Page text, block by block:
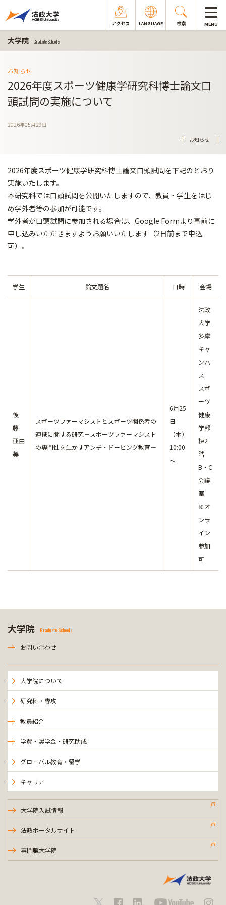
アクセス LANGUAGE 検索 MENU
大学院 Graduate Schools
お知らせ
2026年度スポーツ健康学研究科博士論文口
頭試問の実施について
2026年05月29日
お知らせ
2026年度スポーツ健康学研究科博士論文口頭試問を下記のとおり
実施いたします。
本研究科では口頭試問を公開いたしますので、教員・学生をはじ
め学外者等の参加が可能です。
学外者が口頭試問に参加される場合は、 Google Formより事前に
申し込みいただきますようお願いいたします（2日前まで申込
可）。
学生 論文題名 日時 会場
後
藤
亜由
美
スポーツファーマシストとスポーツ関係者の
連携に関する研究－スポーツファーマシスト
の専門性を生かすアンチ・ドーピング教育－
6月25
日
（木）
10:00
～
法政
大学
多摩
キャ
ンパ
ス
スポ
ーツ
健康
学部
棟2
階
B・C
会議
室
※オ
ンラ
イン
参加
可
大学院 Graduate Schools
お問い合わせ
大学院について
研究科・専攻
教員紹介
学費・奨学金・研究助成
グローバル教育・留学
キャリア
大学院入試情報
法政ポータルサイト
専門職大学院